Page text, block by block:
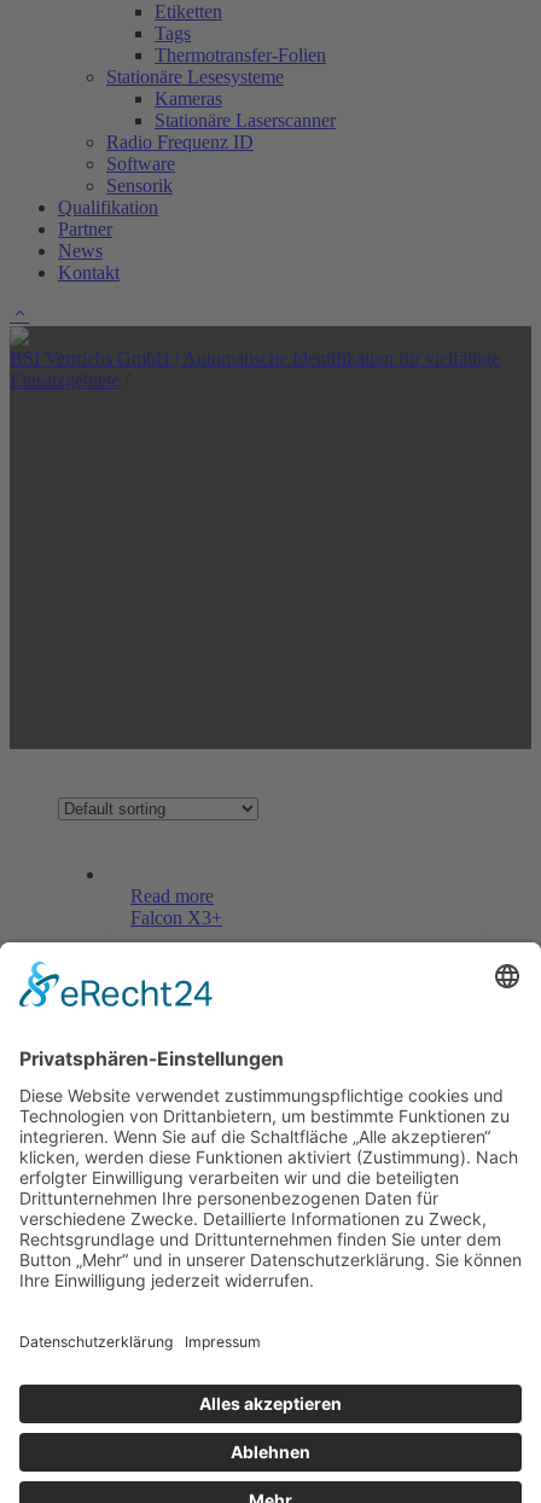
Etiketten
Tags
Thermotransfer-Folien
Stationäre Lesesysteme
Kameras
Stationäre Laserscanner
Radio Frequenz ID
Software
Sensorik
Qualifikation
Partner
News
Kontakt
BSI Vertriebs GmbH | Automatische Identifikation für vielfältige
Einsatzgebiete
Read more
Falcon X3+
Menü
Home
Kontakt
AGB
Datenschutzerklärung
Impressum
Anschrift
BSI Vertriebs GmbH
Telefax: 004961521873727
E-Mail: info@bsivertrieb.de